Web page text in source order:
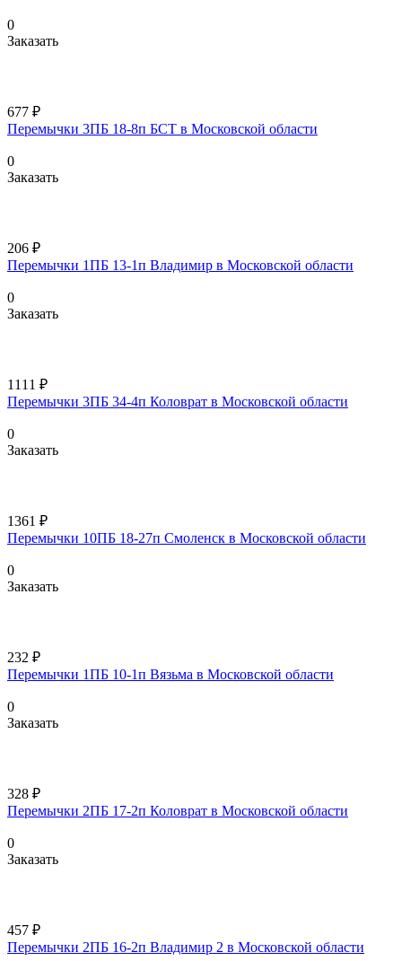
0
Заказать
677 ₽
Перемычки 3ПБ 18-8п БСТ в Московской области
0
Заказать
206 ₽
Перемычки 1ПБ 13-1п Владимир в Московской области
0
Заказать
1111 ₽
Перемычки 3ПБ 34-4п Коловрат в Московской области
0
Заказать
1361 ₽
Перемычки 10ПБ 18-27п Смоленск в Московской области
0
Заказать
232 ₽
Перемычки 1ПБ 10-1п Вязьма в Московской области
0
Заказать
328 ₽
Перемычки 2ПБ 17-2п Коловрат в Московской области
0
Заказать
457 ₽
Перемычки 2ПБ 16-2п Владимир 2 в Московской области